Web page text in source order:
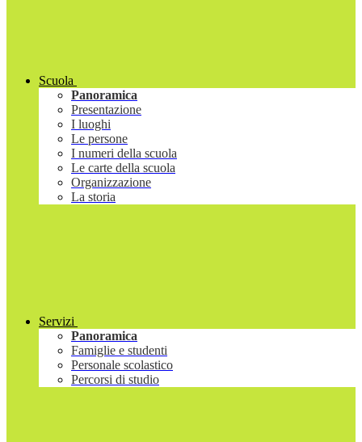
Scuola
Panoramica
Presentazione
I luoghi
Le persone
I numeri della scuola
Le carte della scuola
Organizzazione
La storia
Servizi
Panoramica
Famiglie e studenti
Personale scolastico
Percorsi di studio